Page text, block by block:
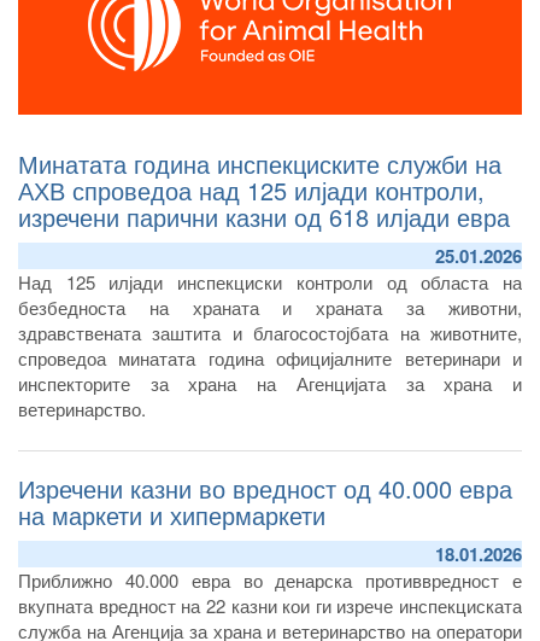
Минатата година инспекциските служби на
АХВ спроведоа над 125 илјади контроли,
изречени парични казни од 618 илјади евра
25.01.2026
Над 125 илјади инспекциски контроли од областа на
безбедноста на храната и храната за животни,
здравствената заштита и благосостојбата на животните,
спроведоа минатата година официјалните ветеринари и
инспекторите за храна на Агенцијата за храна и
ветеринарство.
Изречени казни во вредност од 40.000 евра
на маркети и хипермаркети
18.01.2026
Приближно 40.000 евра во денарска противвредност е
вкупната вредност на 22 казни кои ги изрече инспекциската
служба на Агенција за храна и ветеринарство на оператори